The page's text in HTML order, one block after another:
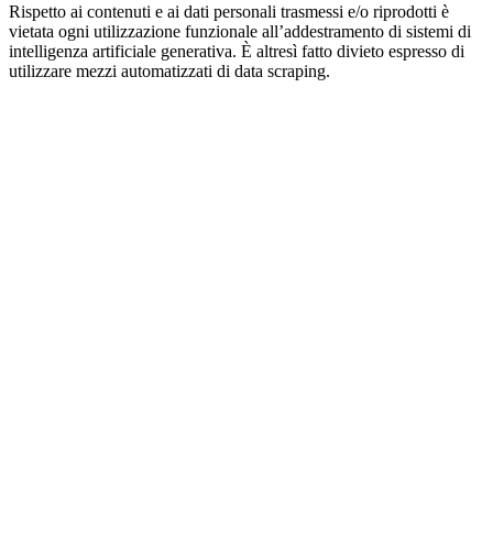
Rispetto ai contenuti e ai dati personali trasmessi e/o riprodotti è
vietata ogni utilizzazione funzionale all’addestramento di sistemi di
intelligenza artificiale generativa. È altresì fatto divieto espresso di
utilizzare mezzi automatizzati di data scraping.